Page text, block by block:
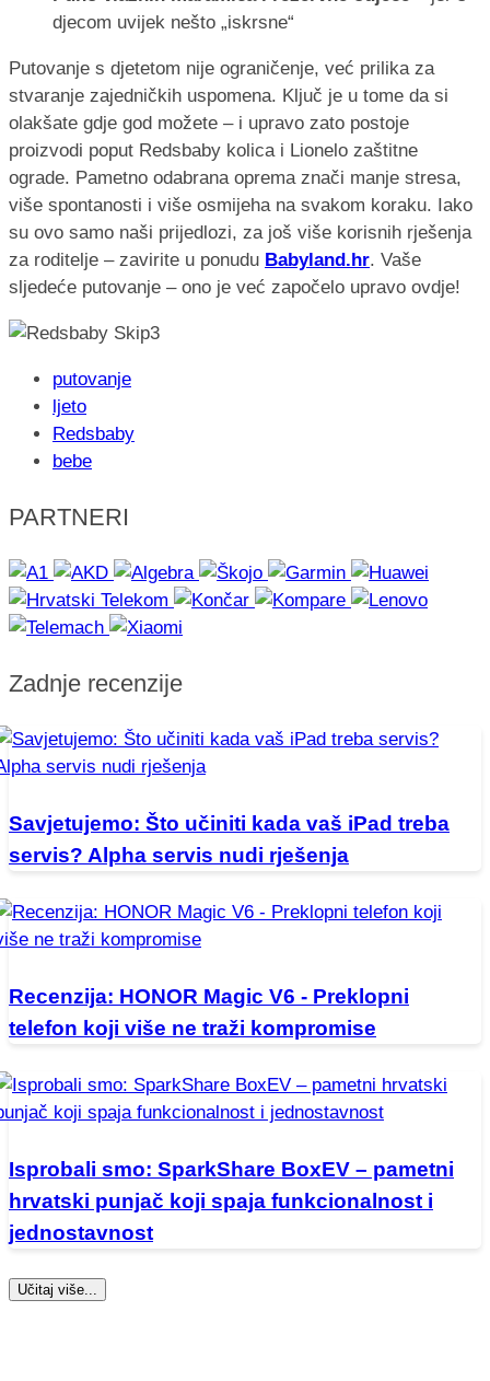
djecom uvijek nešto „iskrsne“
Putovanje s djetetom nije ograničenje, već prilika za
stvaranje zajedničkih uspomena. Ključ je u tome da si
olakšate gdje god možete – i upravo zato postoje
proizvodi poput Redsbaby kolica i Lionelo zaštitne
ograde. Pametno odabrana oprema znači manje stresa,
više spontanosti i više osmijeha na svakom koraku. Iako
su ovo samo naši prijedlozi, za još više korisnih rješenja
za roditelje – zavirite u ponudu Babyland.hr. Vaše
sljedeće putovanje – ono je već započelo upravo ovdje!
putovanje
ljeto
Redsbaby
bebe
PARTNERI
Zadnje recenzije
Savjetujemo: Što učiniti kada vaš iPad treba
servis? Alpha servis nudi rješenja
Recenzija: HONOR Magic V6 - Preklopni
telefon koji više ne traži kompromise
Isprobali smo: SparkShare BoxEV – pametni
hrvatski punjač koji spaja funkcionalnost i
jednostavnost
Učitaj više...